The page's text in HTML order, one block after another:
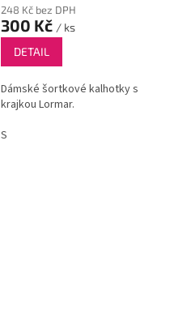
248 Kč bez DPH
300 Kč / ks
DETAIL
Dámské šortkové kalhotky s
krajkou Lormar.
S